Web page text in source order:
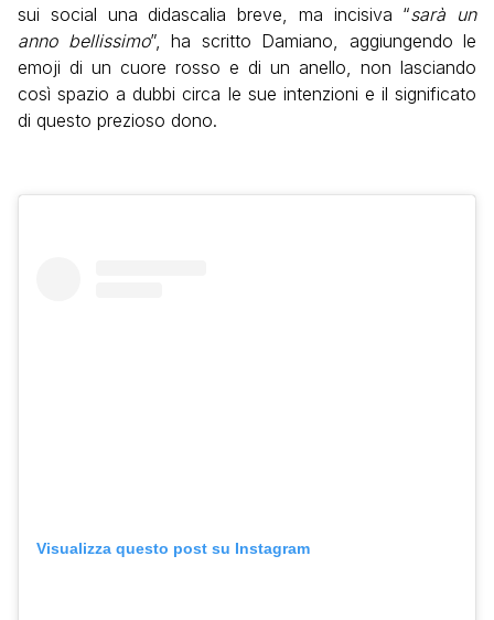
sui social una didascalia breve, ma incisiva “sarà un
anno bellissimo”, ha scritto Damiano, aggiungendo le
emoji di un cuore rosso e di un anello, non lasciando
così spazio a dubbi circa le sue intenzioni e il significato
di questo prezioso dono.
Visualizza questo post su Instagram